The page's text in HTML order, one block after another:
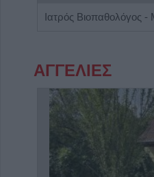
ΑΓΓΕΛΙΕΣ